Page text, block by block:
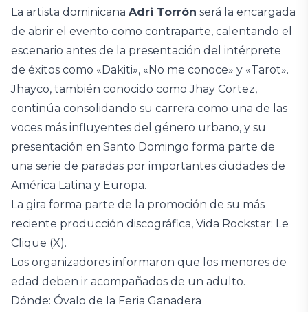
La artista dominicana Adri Torrón será la encargada
de abrir el evento como contraparte, calentando el
escenario antes de la presentación del intérprete
de éxitos como «Dakiti», «No me conoce» y «Tarot».
Jhayco, también conocido como Jhay Cortez,
continúa consolidando su carrera como una de las
voces más influyentes del género urbano, y su
presentación en Santo Domingo forma parte de
una serie de paradas por importantes ciudades de
América Latina y Europa.
La gira forma parte de la promoción de su más
reciente producción discográfica, Vida Rockstar: Le
Clique (X).
Los organizadores informaron que los menores de
edad deben ir acompañados de un adulto.
Dónde: Óvalo de la Feria Ganadera